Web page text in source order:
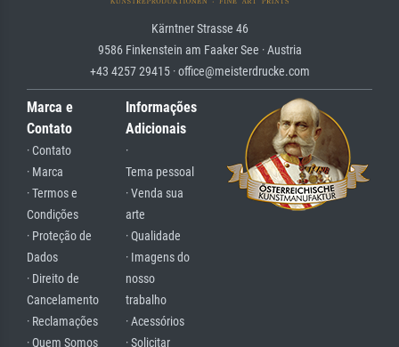
Kärntner Strasse 46
9586 Finkenstein am Faaker See · Austria
+43 4257 29415 · office@meisterdrucke.com
Marca e
Contato
· Contato
· Marca
· Termos e
Condições
· Proteção de
Dados
· Direito de
Cancelamento
· Reclamações
· Quem Somos
Informações
Adicionais
·
Tema pessoal
· Venda sua
arte
· Qualidade
· Imagens do
nosso
trabalho
· Acessórios
· Solicitar